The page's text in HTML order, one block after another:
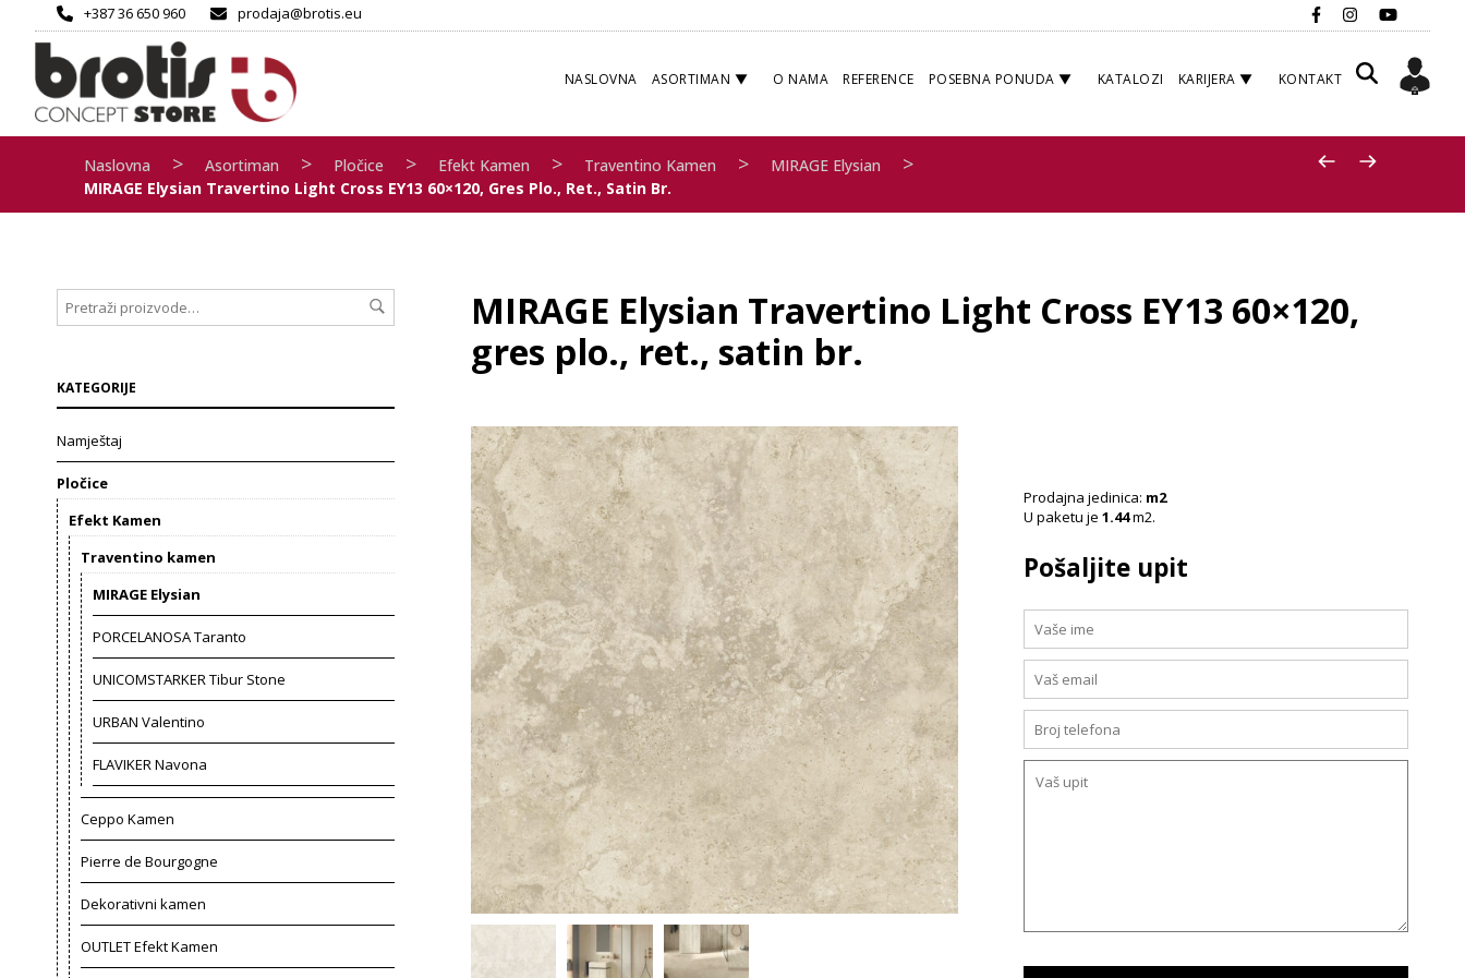
+387 36 650 960 prodaja@brotis.eu
NASLOVNA ASORTIMAN O NAMA REFERENCE POSEBNA PONUDA KATALOZI KARIJERA KONTAKT
Naslovna > Asortiman > Pločice > Efekt Kamen > Traventino Kamen > MIRAGE Elysian >
MIRAGE Elysian Travertino Light Cross EY13 60×120, Gres Plo., Ret., Satin Br.
MIRAGE Elysian Travertino Light Cross EY13 60×120,
gres plo., ret., satin br.
Prodajna jedinica: m2
U paketu je1.44m2.
Pošaljite upit
KATEGORIJE
Namještaj
Pločice
Efekt Kamen
Traventino kamen
MIRAGE Elysian
PORCELANOSA Taranto
UNICOMSTARKER Tibur Stone
URBAN Valentino
FLAVIKER Navona
Ceppo Kamen
Pierre de Bourgogne
Dekorativni kamen
OUTLET Efekt Kamen